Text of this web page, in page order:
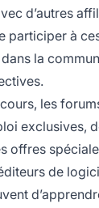
d’autres
participer à
la
les
exclusives,
offres
de